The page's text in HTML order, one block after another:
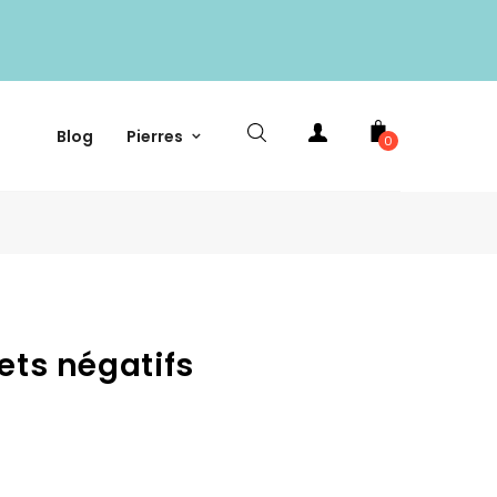
Blog Pierres 0
négatifs